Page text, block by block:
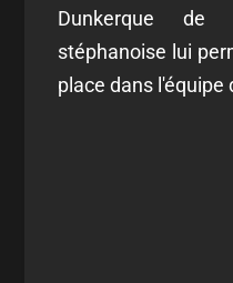
Dunkerque de
stéphanoise lui
place dans l'équipe